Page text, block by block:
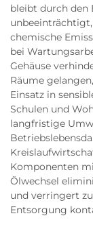
bleibt durch den
chemische
bei
Gehäuse
Räume
Einsatz in
Schulen und
langfristige
Komponenten
Ölwechsel
und verringert
Entsorgung